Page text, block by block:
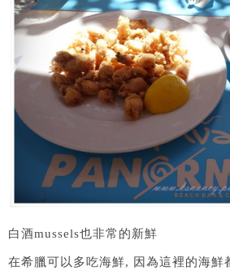
白酒mussels也非常的新鮮
在希臘可以多吃海鮮, 因為這裡的海鮮